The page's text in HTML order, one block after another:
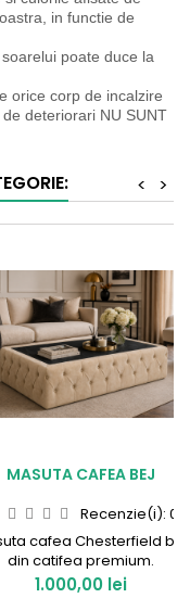
in functie de
poate duce la
orice corp de incalzire
deteriorari NU SUNT
>
<
MASUTA CAFEA BEJ
Recenzie(i): 0
cafea Chesterfield bej
din catifea premium.
Pret
1.000,00 lei